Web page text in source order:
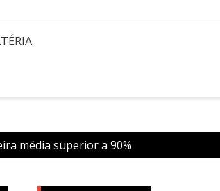
média superior a 90%